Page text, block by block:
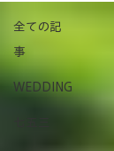
全ての記
事
WEDDING